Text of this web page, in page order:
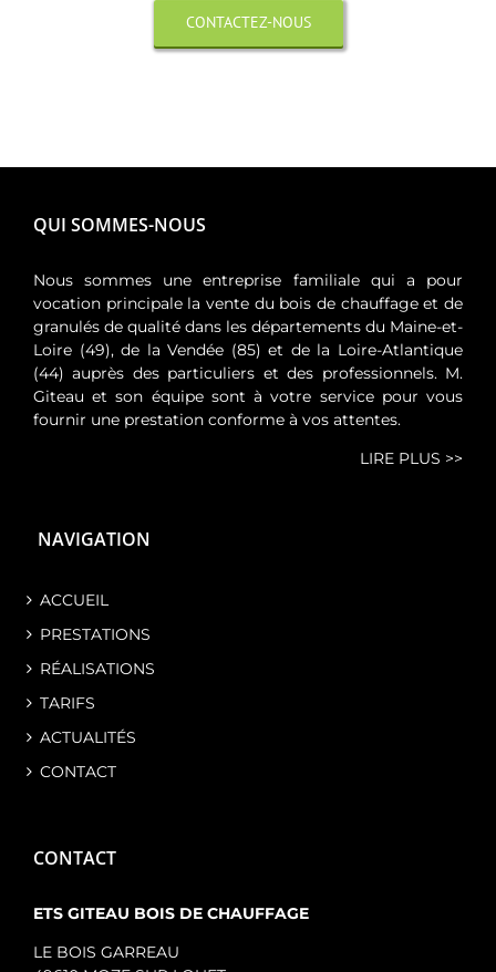
CONTACTEZ-NOUS
QUI SOMMES-NOUS
Nous sommes une entreprise familiale qui a pour
vocation principale la vente du bois de chauffage et de
granulés de qualité dans les départements du Maine-et-
Loire (49), de la Vendée (85) et de la Loire-Atlantique
(44) auprès des particuliers et des professionnels. M.
Giteau et son équipe sont à votre service pour vous
fournir une prestation conforme à vos attentes.
LIRE PLUS >>
NAVIGATION
ACCUEIL
PRESTATIONS
RÉALISATIONS
TARIFS
ACTUALITÉS
CONTACT
CONTACT
ETS GITEAU BOIS DE CHAUFFAGE
LE BOIS GARREAU